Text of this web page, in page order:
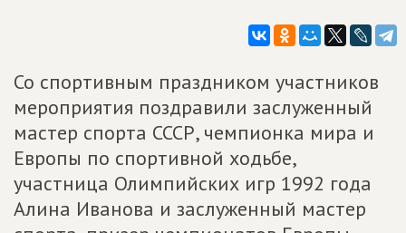
Со спортивным праздником участников
мероприятия поздравили заслуженный
мастер спорта СССР, чемпионка мира и
Европы по спортивной ходьбе,
участница Олимпийских игр 1992 года
Алина Иванова и заслуженный мастер